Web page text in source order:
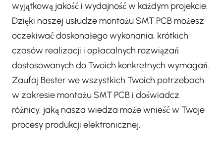
wyjątkową jakość i wydajność w każdym projekcie.
Dzięki naszej usłudze montażu SMT PCB możesz
oczekiwać doskonałego wykonania, krótkich
czasów realizacji i opłacalnych rozwiązań
dostosowanych do Twoich konkretnych wymagań.
Zaufaj Bester we wszystkich Twoich potrzebach
w zakresie montażu SMT PCB i doświadcz
różnicy, jaką nasza wiedza może wnieść w Twoje
procesy produkcji elektronicznej.